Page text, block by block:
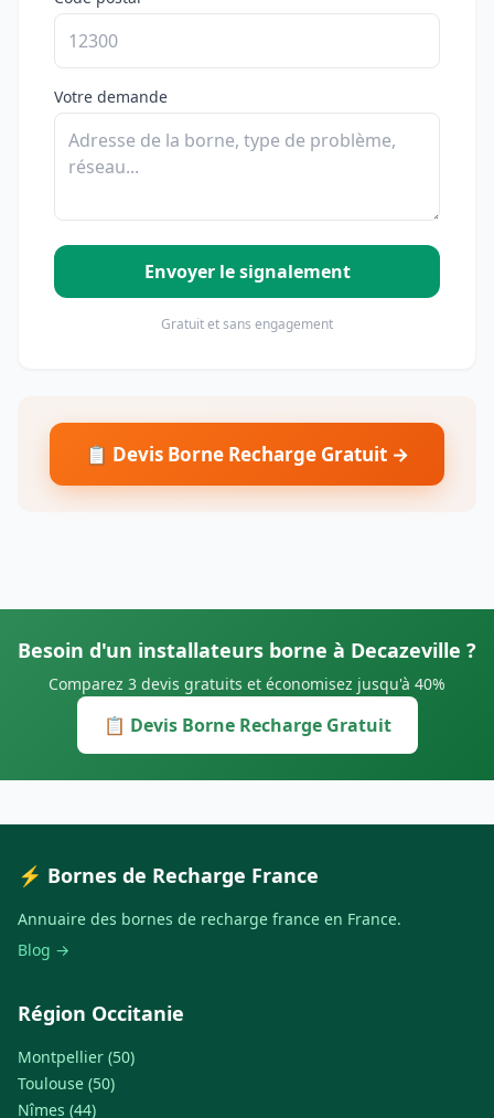
Votre demande
Envoyer le signalement
Gratuit et sans engagement
📋 Devis Borne Recharge Gratuit →
Besoin d'un installateurs borne à Decazeville ?
Comparez 3 devis gratuits et économisez jusqu'à 40%
📋 Devis Borne Recharge Gratuit
⚡ Bornes de Recharge France
Annuaire des bornes de recharge france en France.
Blog →
Région Occitanie
Montpellier (50)
Toulouse (50)
Nîmes (44)